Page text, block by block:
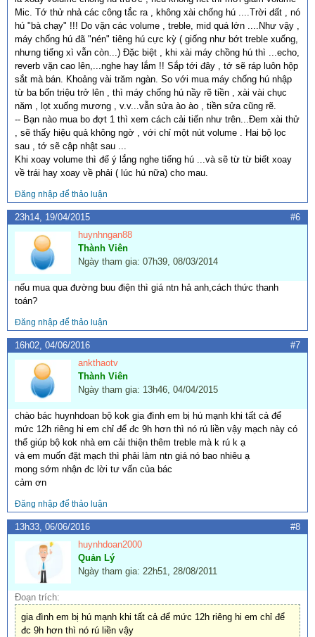
Mic. Tớ thử nhả các công tắc ra , không xài chống hú ....Trời đất , nó
hú "bà chạy" !!! Do vặn các volume , treble, mid quá lớn ....Như vậy ,
máy chống hú đã "nén" tiêng hú cực kỳ ( giống như bớt treble xuống,
nhưng tiếng xì vẫn còn...) Đặc biệt , khi xài máy chồng hú thì ...echo,
reverb vặn cao lên,...nghe hay lắm !! Sắp tới đây , tớ sẽ ráp luôn hộp
sắt mà bán. Khoảng vài trăm ngàn. So với mua máy chống hú nhập
từ ba bốn triệu trở lên , thì máy chống hú nầy rẽ tiền , xài vài chục
năm , lọt xuống mương , v.v...vẫn sửa ào ào , tiền sửa cũng rẽ.
-- Bạn nào mua bo đợt 1 thì xem cách cải tiến như trên...Đem xài thử
, sẽ thấy hiệu quả không ngờ , với chỉ một nút volume . Hai bộ lọc
sau , tớ sẽ cập nhật sau ...
Khi xoay volume thì để ý lắng nghe tiếng hú ...và sẽ từ từ biết xoay
về trái hay xoay về phải ( lúc hú nữa) cho mau.
Đăng nhập để thảo luận
23h14, 19/04/2015
#6
huynhngan88
Thành Viên
Ngày tham gia: 07h39, 08/03/2014
nếu mua qua đường buu điện thì giá ntn hả anh,cách thức thanh
toán?
Đăng nhập để thảo luận
16h02, 04/06/2016
#7
ankthaotv
Thành Viên
Ngày tham gia: 13h46, 04/04/2015
chào bác huynhdoan bộ kok gia đình em bị hú mạnh khi tất cả để
mức 12h riêng hi em chỉ để đc 9h hơn thì nó rú liền vậy mạch này có
thể giúp bộ kok nhà em cải thiện thêm treble mà k rú k ạ
và em muốn đặt mạch thì phải làm ntn giá nó bao nhiêu ạ
mong sớm nhận đc lời tư vấn của bác
cảm ơn
Đăng nhập để thảo luận
13h33, 06/06/2016
#8
huynhdoan2000
Quản Lý
Ngày tham gia: 22h51, 28/08/2011
Đoạn trích:
gia đình em bị hú mạnh khi tất cả để mức 12h riêng hi em chỉ để
đc 9h hơn thì nó rú liền vậy